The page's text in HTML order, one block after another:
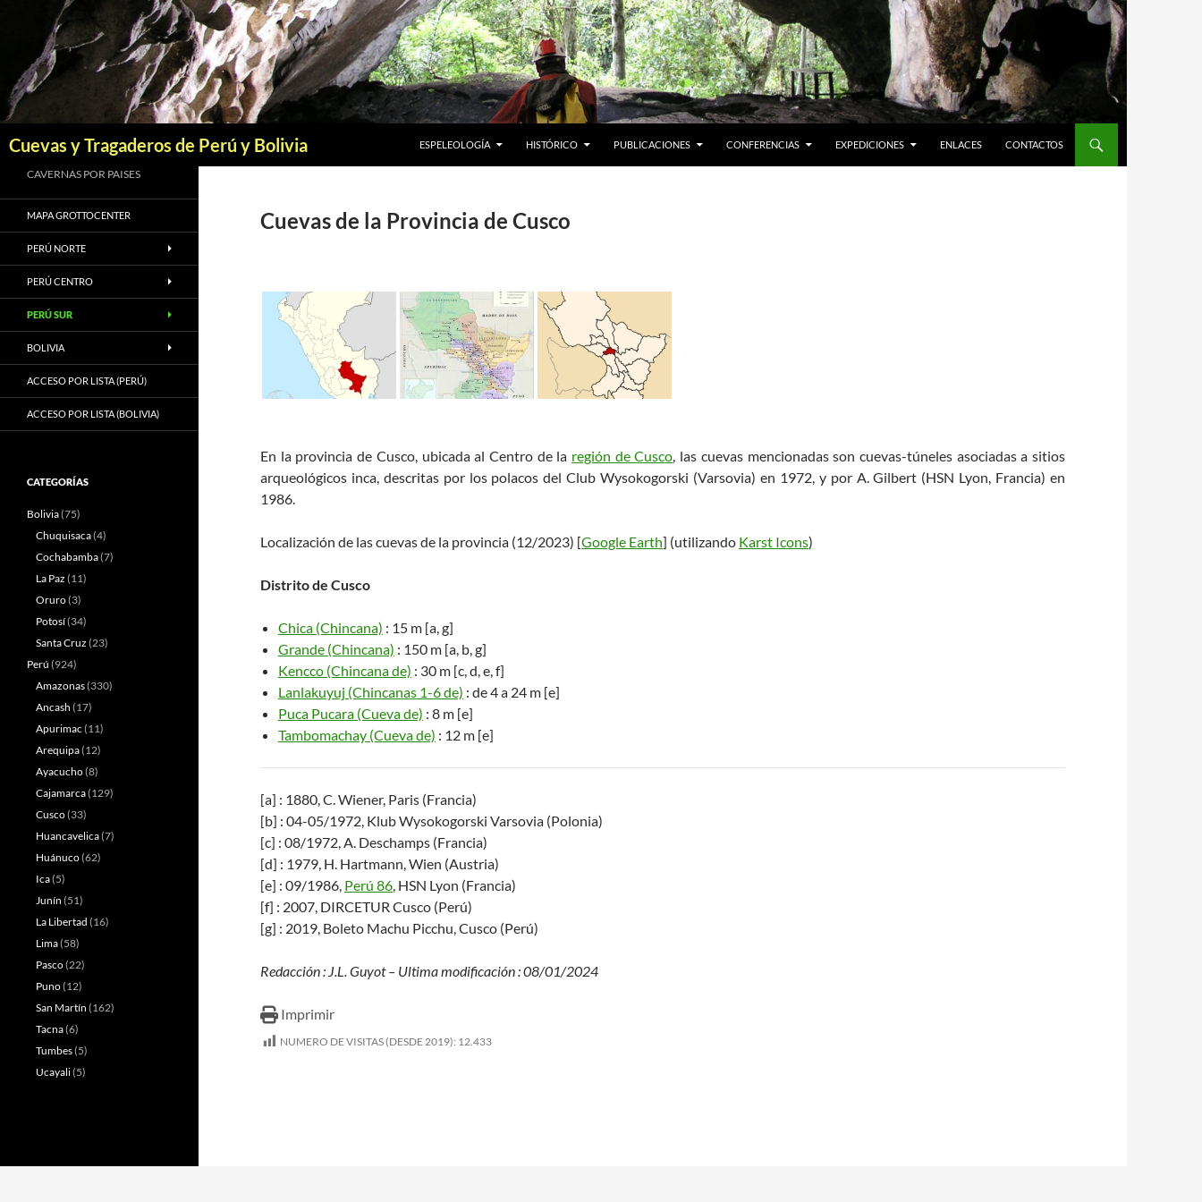
contenido
Cuevas y Tragaderos de Perú y Bolivia ESPELEOLOGÍA HISTÓRICO PUBLICACIONES CONFERENCIAS EXPEDICIONES ENLACES CONTACTOS
Cuevas de la Provincia de Cusco
En la provincia de Cusco, ubicada al Centro de la región de Cusco, las cuevas mencionadas son cuevas-túneles asociadas a sitios
arqueológicos inca, descritas por los polacos del Club Wysokogorski (Varsovia) en 1972, y por A. Gilbert (HSN Lyon, Francia) en
1986.
Localización de las cuevas de la provincia (12/2023) [Google Earth] (utilizando Karst Icons)
Distrito de Cusco
Chica (Chincana) : 15 m [a, g]
Grande (Chincana) : 150 m [a, b, g]
Kencco (Chincana de) : 30 m [c, d, e, f]
Lanlakuyuj (Chincanas 1-6 de) : de 4 a 24 m [e]
Puca Pucara (Cueva de) : 8 m [e]
Tambomachay (Cueva de) : 12 m [e]
[a] : 1880, C. Wiener, Paris (Francia)
[b] : 04-05/1972, Klub Wysokogorski Varsovia (Polonia)
[c] : 08/1972, A. Deschamps (Francia)
[d] : 1979, H. Hartmann, Wien (Austria)
[e] : 09/1986, Perú 86, HSN Lyon (Francia)
[f] : 2007, DIRCETUR Cusco (Perú)
[g] : 2019, Boleto Machu Picchu, Cusco (Perú)
Redacción : J.L. Guyot – Ultima modificación : 08/01/2024
Imprimir
NUMERO DE VISITAS (DESDE 2019): 12.433
CAVERNAS POR PAISES
MAPA GROTTOCENTER
PERÚ NORTE
PERÚ CENTRO
PERÚ SUR
BOLIVIA
ACCESO POR LISTA (PERÚ)
ACCESO POR LISTA (BOLIVIA)
CATEGORÍAS
Bolivia(75)
Chuquisaca(4)
Cochabamba(7)
La Paz (11)
Oruro(3)
Potosí(34)
Santa Cruz (23)
Perú (924)
Amazonas(330)
Ancash (17)
Apurimac (11)
Arequipa(12)
Ayacucho(8)
Cajamarca(129)
Cusco(33)
Huancavelica(7)
Huánuco(62)
Ica(5)
Junín (51)
La Libertad (16)
Lima(58)
Pasco(22)
Puno(12)
San Martín (162)
Tacna(6)
Tumbes(5)
Ucayali(5)